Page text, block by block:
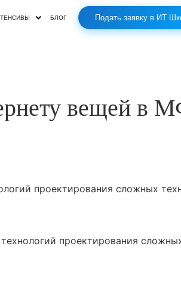
БЛОГ Подать заявку в ИТ
вещей в
проектирования сложных
проектирования